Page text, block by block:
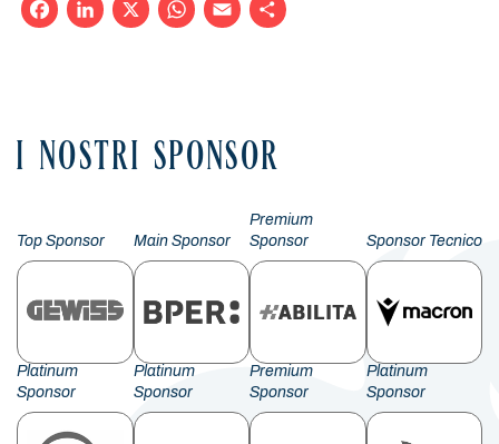
I NOSTRI SPONSOR
Top Sponsor Main Sponsor
Premium
Sponsor
Sponsor Tecnico
Platinum
Sponsor
Platinum
Sponsor
Premium
Sponsor
Platinum
Sponsor